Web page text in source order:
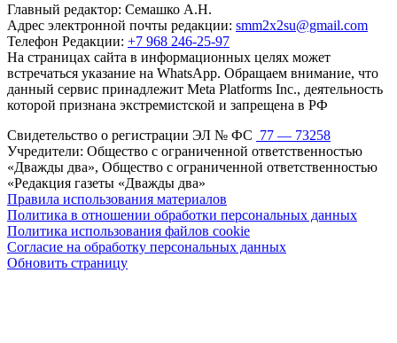
Главный редактор: Семашко А.Н.
Адрес электронной почты редакции: smm2x2su@gmail.com
Телефон Редакции: +7 968 246-25-97
На страницах сайта в информационных целях может
встречаться указание на WhatsApp. Обращаем внимание, что
данный сервис принадлежит Meta Platforms Inc., деятельность
которой признана экстремистской и запрещена в РФ
Свидетельство о регистрации ЭЛ № ФС 77 — 73258
Учредители: Общество с ограниченной ответственностью
«Дважды два», Общество с ограниченной ответственностью
«Редакция газеты «Дважды два»
Правила использования материалов
Политика в отношении обработки персональных данных
Политика использования файлов cookie
Согласие на обработку персональных данных
Обновить страницу